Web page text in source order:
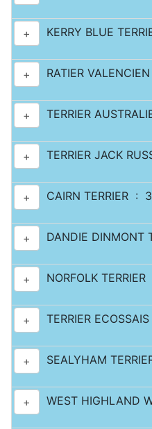
+ KERRY BLUE
+ RATIER
+ TERRIER
+ TERRIER JACK
+ CAIRN TERRIER :
+ DANDIE DINMONT
+ NORFOLK
+ TERRIER
+ SEALYHAM
+ WEST HIGHLAND